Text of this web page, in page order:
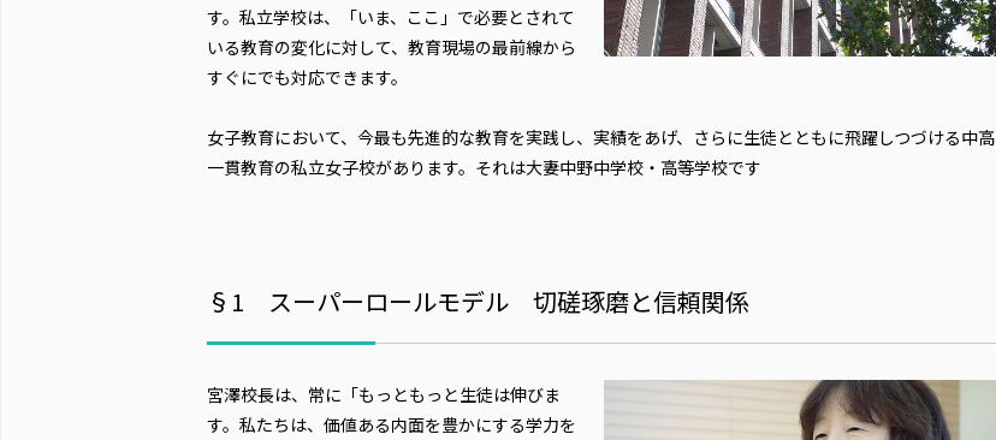
す。私立学校は、「いま、ここ」で必要とされて
いる教育の変化に対して、教育現場の最前線から
すぐにでも対応できます。
女子教育において、今最も先進的な教育を実践し、実績をあげ、さらに生徒とともに飛躍しつづける中高
一貫教育の私立女子校があります。それは大妻中野中学校・高等学校です
§1 スーパーロールモデル 切磋琢磨と信頼関係
宮澤校長は、常に「もっともっと生徒は伸びま
す。私たちは、価値ある内面を豊かにする学力を